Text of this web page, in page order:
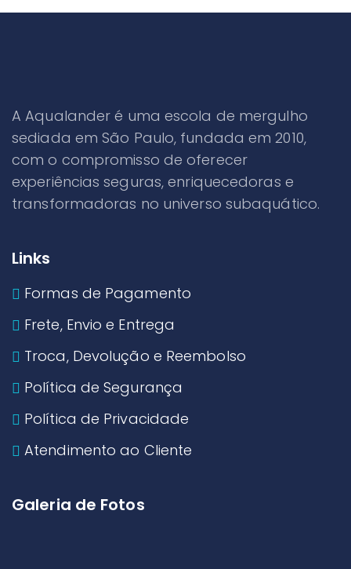
A Aqualander é uma escola de mergulho
sediada em São Paulo, fundada em 2010,
com o compromisso de oferecer
experiências seguras, enriquecedoras e
transformadoras no universo subaquático.
Links
Formas de Pagamento
Frete, Envio e Entrega
Troca, Devolução e Reembolso
Política de Segurança
Política de Privacidade
Atendimento ao Cliente
Galeria de Fotos